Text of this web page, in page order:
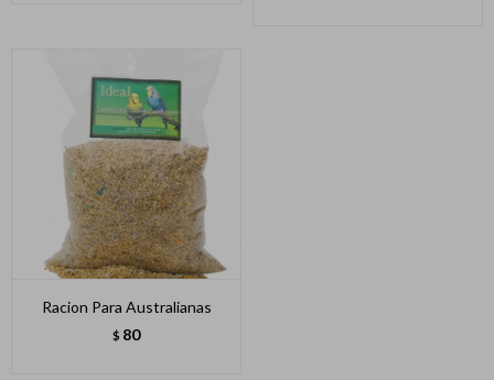
Racion Para Australianas
$ 80